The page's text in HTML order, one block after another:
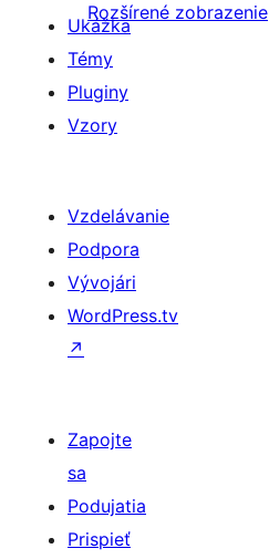
Rozšírené zobrazenie
Ukážka
Témy
Pluginy
Vzory
Vzdelávanie
Podpora
Vývojári
WordPress.tv
↗
Zapojte
sa
Podujatia
Prispieť